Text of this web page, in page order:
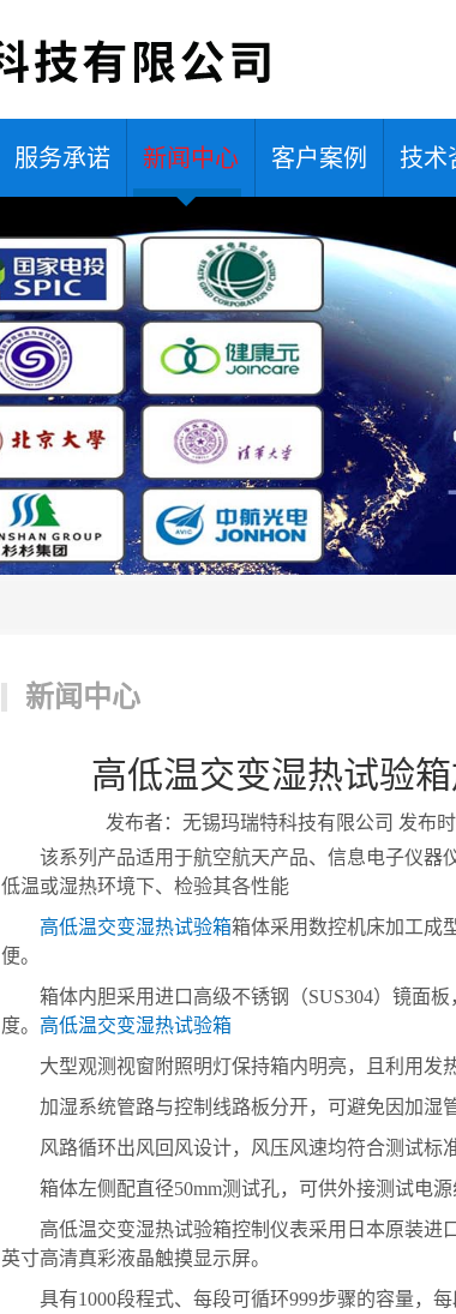
服务承诺 新闻中心 客户案例 技术
新闻中心
高低温交变湿热试验
发布者：无锡玛瑞特科技有限公司 发布
该系列产品适用于航空航天产品、信息电子仪器
低温或湿热环境下、检验其各性能
高低温交变湿热试验箱箱体采用数控机床加工成
便。
箱体内胆采用进口高级不锈钢（SUS304）镜面板
度。 高低温交变湿热试验箱
大型观测视窗附照明灯保持箱内明亮，且利用发
加湿系统管路与控制线路板分开，可避免因加湿管
风路循环出风回风设计，风压风速均符合测试标准
箱体左侧配直径50mm测试孔，可供外接测试电源
高低温交变湿热试验箱控制仪表采用日本原装进口
英寸高清真彩液晶触摸显示屏。
具有1000段程式、每段可循环999步骤的容量，每